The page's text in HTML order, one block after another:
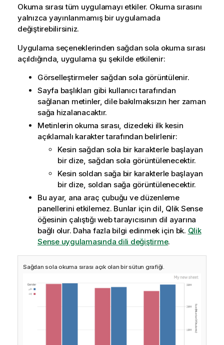
Okuma sırası tüm uygulamayı etkiler. Okuma sırasını
yalnızca yayınlanmamış bir uygulamada
değiştirebilirsiniz.
Uygulama seçeneklerinden sağdan sola okuma sırası
açıldığında, uygulama şu şekilde etkilenir:
Görselleştirmeler sağdan sola görüntülenir.
Sayfa başlıkları gibi kullanıcı tarafından
sağlanan metinler, dile bakılmaksızın her zaman
sağa hizalanacaktır.
Metinlerin okuma sırası, dizedeki ilk kesin
açıklamalı karakter tarafından belirlenir:
Kesin sağdan sola bir karakterle başlayan
bir dize, sağdan sola görüntülenecektir.
Kesin soldan sağa bir karakterle başlayan
bir dize, soldan sağa görüntülenecektir.
Bu ayar, ana araç çubuğu ve düzenleme
panellerini etkilemez. Bunlar için dil, Qlik Sense
öğesinin çalıştığı web tarayıcısının dil ayarına
bağlı olur. Daha fazla bilgi edinmek için bk. Qlik
Sense uygulamasında dili değiştirme.
Sağdan sola okuma sırası açık olan bir sütun grafiği.